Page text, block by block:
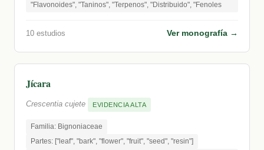
"Flavonoides", "Taninos", "Terpenos", "Distribuido", "Fenoles
10 estudios Ver monografía →
Jícara
Crescentia cujete EVIDENCIA ALTA
Familia: Bignoniaceae
Partes: ["leaf", "bark", "flower", "fruit", "seed", "resin"]